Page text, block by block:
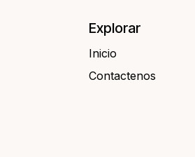
Explorar
Inicio
Contactenos​​